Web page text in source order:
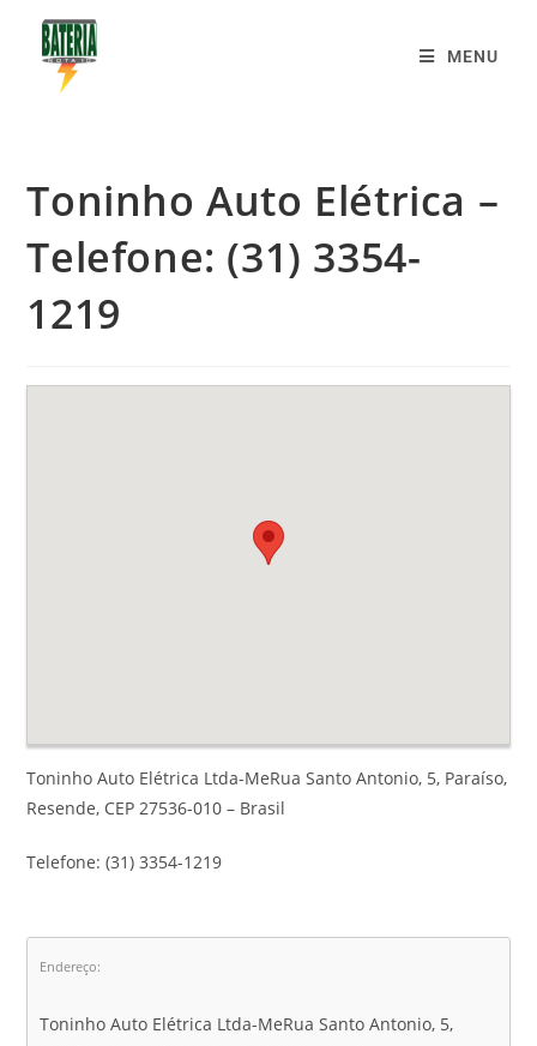
MENU
Toninho Auto Elétrica –
Telefone: (31) 3354-
1219
Toninho Auto Elétrica Ltda-MeRua Santo Antonio, 5, Paraíso,
Resende, CEP 27536-010 – Brasil
Telefone: (31) 3354-1219
Endereço:
Toninho Auto Elétrica Ltda-MeRua Santo Antonio, 5,